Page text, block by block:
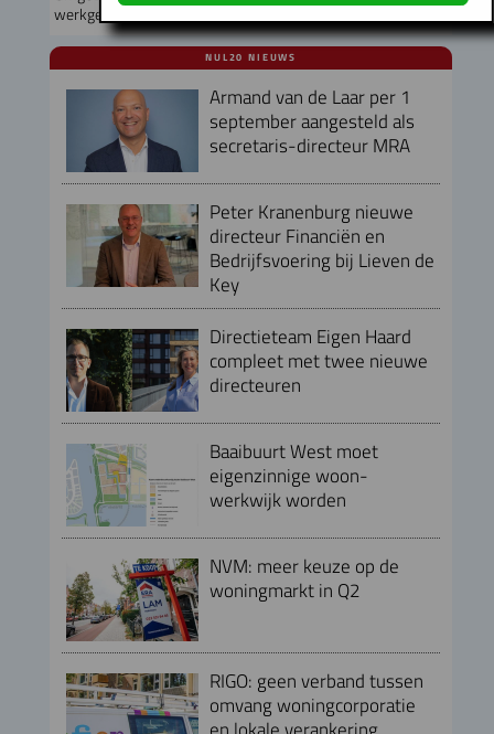
werkgebouw in Buiksloterham
NUL20 NIEUWS
Armand van de Laar per 1
september aangesteld als
secretaris-directeur MRA
Peter Kranenburg nieuwe
directeur Financiën en
Bedrijfsvoering bij Lieven de
Key
Directieteam Eigen Haard
compleet met twee nieuwe
directeuren
Baaibuurt West moet
eigenzinnige woon-
werkwijk worden
NVM: meer keuze op de
woningmarkt in Q2
RIGO: geen verband tussen
omvang woningcorporatie